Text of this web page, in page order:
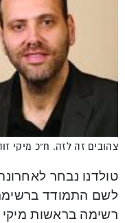
צהובים זה לזה. ח”כ מיקי
טולדנו נבחר
לשם התמודד
רשימה בראשות